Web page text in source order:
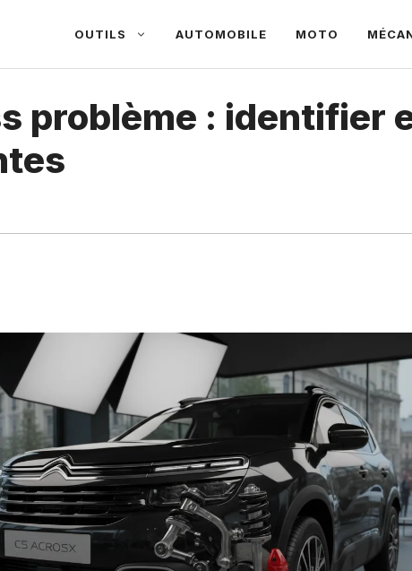
OUTILS AUTOMOBILE MOTO
problème : identifier